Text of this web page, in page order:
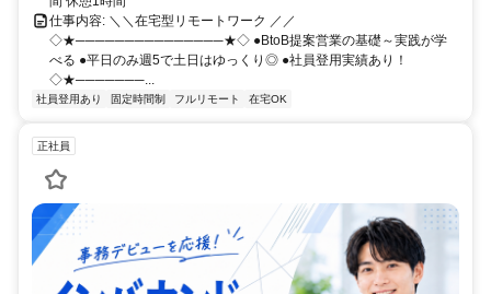
仕事内容: ＼＼在宅型リモートワーク ／／
◇★───────────────★◇ ●BtoB提案営業の基礎～実践が学
べる ●平日のみ週5で土日はゆっくり◎ ●社員登用実績あり！
◇★───────...
社員登用あり 固定時間制 フルリモート 在宅OK
正社員